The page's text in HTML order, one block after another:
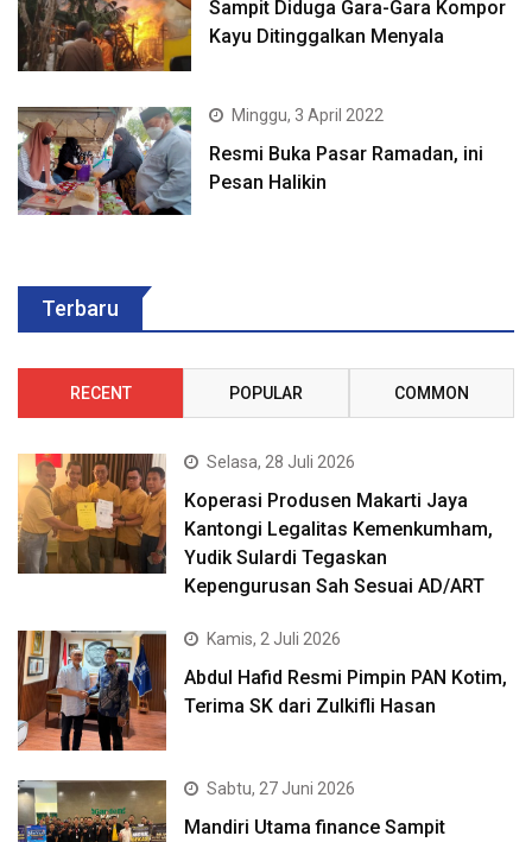
Sampit Diduga Gara-Gara Kompor
Kayu Ditinggalkan Menyala
Minggu, 3 April 2022
Resmi Buka Pasar Ramadan, ini
Pesan Halikin
Terbaru
RECENT POPULAR COMMON
Selasa, 28 Juli 2026
Koperasi Produsen Makarti Jaya
Kantongi Legalitas Kemenkumham,
Yudik Sulardi Tegaskan
Kepengurusan Sah Sesuai AD/ART
Kamis, 2 Juli 2026
Abdul Hafid Resmi Pimpin PAN Kotim,
Terima SK dari Zulkifli Hasan
Sabtu, 27 Juni 2026
Mandiri Utama finance Sampit